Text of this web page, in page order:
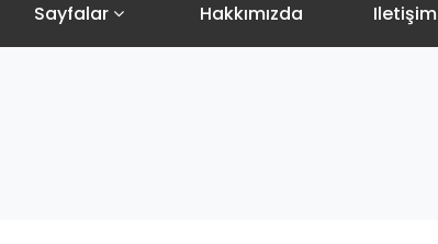
Sayfalar Hakkımızda Iletişim